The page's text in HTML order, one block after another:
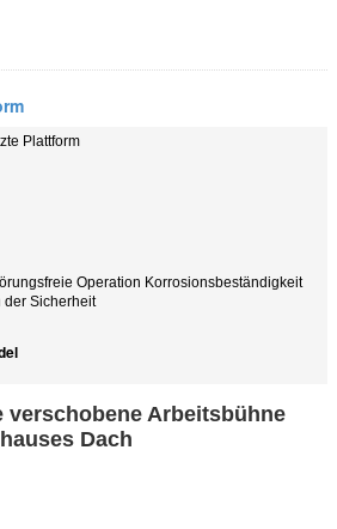
Plattform
Operation Korrosionsbeständigkeit
der Sicherheit
verschobene Arbeitsbühne
Dach